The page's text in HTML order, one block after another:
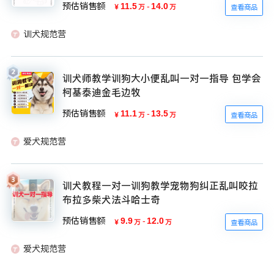
预估销售额 ￥ 11.5万 - 14.0万 查看商品
训犬规范营
训犬师教学训狗大小便乱叫一对一指导 包学会
柯基泰迪金毛边牧
预估销售额 ￥ 11.1万 - 13.5万 查看商品
爱犬规范营
训犬教程一对一训狗教学宠物狗纠正乱叫咬拉
布拉多柴犬法斗哈士奇
预估销售额 ￥ 9.9万 - 12.0万 查看商品
爱犬规范营